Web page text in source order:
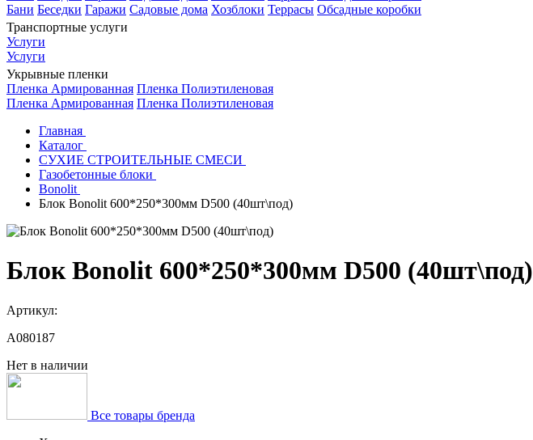
Бани Беседки Гаражи Садовые дома Хозблоки Террасы Обсадные коробки
Транспортные услуги
Услуги
Услуги
Укрывные пленки
Пленка Армированная Пленка Полиэтиленовая
Пленка Армированная Пленка Полиэтиленовая
Главная
Каталог
СУХИЕ СТРОИТЕЛЬНЫЕ СМЕСИ
Газобетонные блоки
Bonolit
Блок Bonolit 600*250*300мм D500 (40шт\под)
Блок Bonolit 600*250*300мм D500 (40шт\под)
Артикул:
A080187
Нет в наличии
Все товары бренда